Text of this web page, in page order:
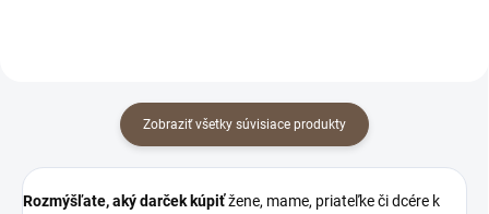
Zobraziť všetky súvisiace produkty
Rozmýšľate, aký darček kúpiťžene, mame, priateľke či dcére k